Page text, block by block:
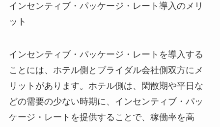
インセンティブ・パッケージ・レート導入のメリ
ット
インセンティブ・パッケージ・レートを導入する
ことには、ホテル側とブライダル会社側双方にメ
リットがあります。ホテル側は、閑散期や平日な
どの需要の少ない時期に、インセンティブ・パッ
ケージ・レートを提供することで、稼働率を高